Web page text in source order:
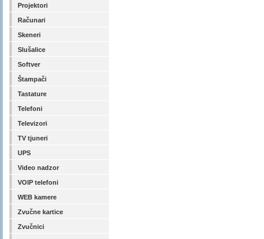
Projektori
Računari
Skeneri
Slušalice
Softver
Štampači
Tastature
Telefoni
Televizori
TV tjuneri
UPS
Video nadzor
VOIP telefoni
WEB kamere
Zvučne kartice
Zvučnici